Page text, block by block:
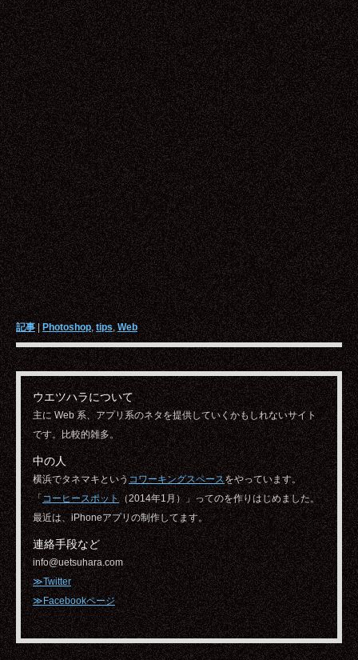
記事|Photoshop,tips,Web
ウエツハラについて
主に Web 系、アプリ系のネタを提供していくかもしれないサイト
です。比較的雑多。
中の人
横浜でタネマキというコワーキングスペースをやっています。
「コーヒースポット（2014年1月）」ってのを作りはじめました。
最近は、iPhoneアプリの制作してます。
連絡手段など
info@uetsuhara.com
≫Twitter
≫Facebookページ